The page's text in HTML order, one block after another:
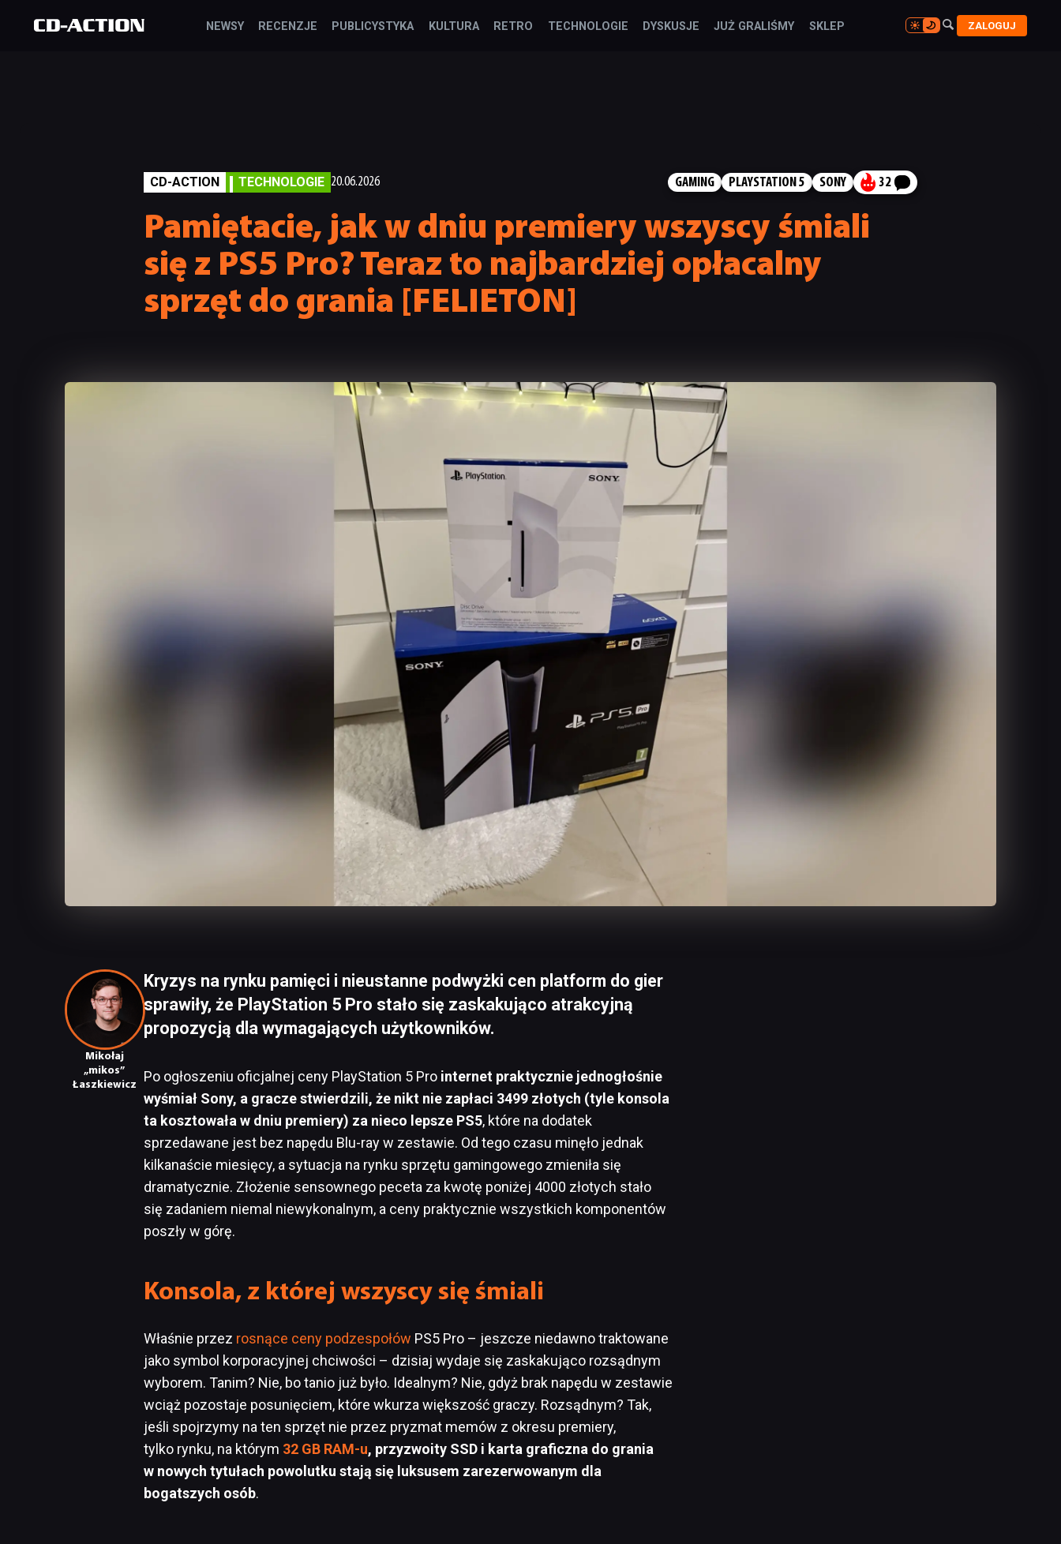
NEWSY RECENZJE PUBLICYSTYKA KULTURA RETRO TECHNOLOGIE DYSKUSJE JUŻ GRALIŚMY SKLEP 
 ZALOGUJ
CD-ACTION TECHNOLOGIE 20.06.2026 GAMING PLAYSTATION 5 SONY 32
Pamiętacie, jak w dniu premiery wszyscy śmiali
się z PS5 Pro? Teraz to najbardziej opłacalny
sprzęt do grania [FELIETON]
Mikołaj
„mikos”
Łaszkiewicz
Kryzys na rynku pamięci i nieustanne podwyżki cen platform do gier
sprawiły, że PlayStation 5 Pro stało się zaskakująco atrakcyjną
propozycją dla wymagających użytkowników.
Po ogłoszeniu oficjalnej ceny PlayStation 5 Pro internet praktycznie jednogłośnie
wyśmiał Sony, a gracze stwierdzili, że nikt nie zapłaci 3499 złotych (tyle konsola
ta kosztowała w dniu premiery) za nieco lepsze PS5, które na dodatek
sprzedawane jest bez napędu Blu-ray w zestawie. Od tego czasu minęło jednak
kilkanaście miesięcy, a sytuacja na rynku sprzętu gamingowego zmieniła się
dramatycznie. Złożenie sensownego peceta za kwotę poniżej 4000 złotych stało
się zadaniem niemal niewykonalnym, a ceny praktycznie wszystkich komponentów
poszły w górę.
Konsola, z której wszyscy się śmiali
Właśnie przez rosnące ceny podzespołów PS5 Pro – jeszcze niedawno traktowane
jako symbol korporacyjnej chciwości – dzisiaj wydaje się zaskakująco rozsądnym
wyborem. Tanim? Nie, bo tanio już było. Idealnym? Nie, gdyż brak napędu w zestawie
wciąż pozostaje posunięciem, które wkurza większość graczy. Rozsądnym? Tak,
jeśli spojrzymy na ten sprzęt nie przez pryzmat memów z okresu premiery,
tylko rynku, na którym 32 GB RAM-u, przyzwoity SSD i karta graficzna do grania
w nowych tytułach powolutku stają się luksusem zarezerwowanym dla
bogatszych osób.